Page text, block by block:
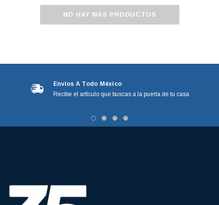
NO HAY MÁS PRODUCTOS
Envíos A Todo México
Recibe el artículo que buscas a la puerta de tu casa